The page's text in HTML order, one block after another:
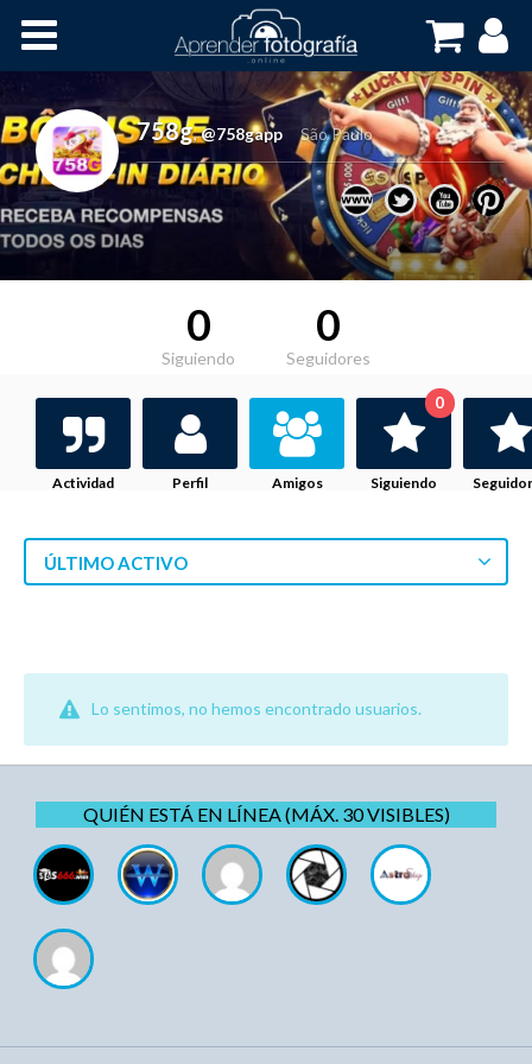
Cursos OnLine
758g,@758gapp São Paulo
0
Siguiendo
0
Seguidores
Actividad Perfil Amigos Siguiendo
0
ÚLTIMO ACTIVO
Lo sentimos, no hemos encontrado usuarios.
QUIÉN ESTÁ EN LÍNEA (MÁX. 30 VISIBLES)